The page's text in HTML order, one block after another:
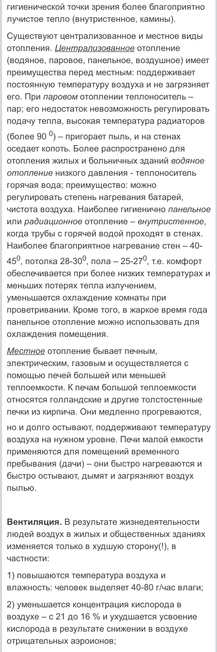
гигиенической точки зрения более благоприятно
лучистое тепло (внутристенное, камины).
Существуют централизованное и местное виды
отопления. Централизованноеотопление
(водяное, паровое, панельное, воздушное) имеет
преимущества перед местным: поддерживает
постоянную температуру воздуха и не загрязняет
его. При паровомотоплении теплоноситель –
пар; его недостаток невозможность регулировать
подачу тепла, высокая температура радиаторов
(более 90 0) – пригорает пыль, и на стенах
оседает копоть. Более распространено для
отопления жилых и больничных зданий водяное
отоплениенизкого давления - теплоноситель
горячая вода; преимущество: можно
регулировать степень нагревания батарей,
чистота воздуха. Наиболее гигиенично панельное
или радиационноеотопление – внутристенное,
когда трубы с горячей водой проходят в стенах.
Наиболее благоприятное нагревание стен – 40-
450, потолка 28-300, пола – 25-270, т.е. комфорт
обеспечивается при более низких температурах и
меньших потерях тепла излучением,
уменьшается охлаждение комнаты при
проветривании. Кроме того, в жаркое время года
панельное отопление можно использовать для
охлаждения помещения.
Местноеотопление бывает печным,
электрическим, газовым и осуществляется с
помощью печей большей или меньшей
теплоемкости. К печам большой теплоемкости
относятся голландские и другие толстостенные
печки из кирпича. Они медленно прогреваются,
но и долго остывают, поддерживают температуру
воздуха на нужном уровне. Печи малой емкости
применяются для помещений временного
пребывания (дачи) – они быстро нагреваются и
быстро остывают, дымят и загрязняют воздух
пылью.
Вентиляция. В результате жизнедеятельности
людей воздух в жилых и общественных зданиях
изменяется только в худшую сторону(!), в
частности:
1) повышаются температура воздуха и
влажность: человек выделяет 40-80 г/час влаги;
2) уменьшается концентрация кислорода в
воздухе – с 21 до 16 % и ухудшается усвоение
кислорода в результате снижении в воздухе
отрицательных аэроионов;